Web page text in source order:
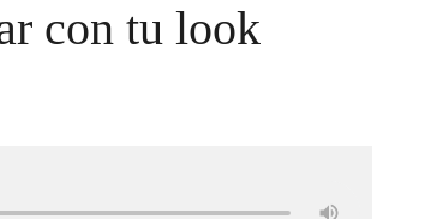
con tu look